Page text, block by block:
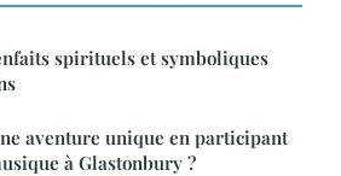
spirituels et symboliques
aventure unique en participant
à Glastonbury ?